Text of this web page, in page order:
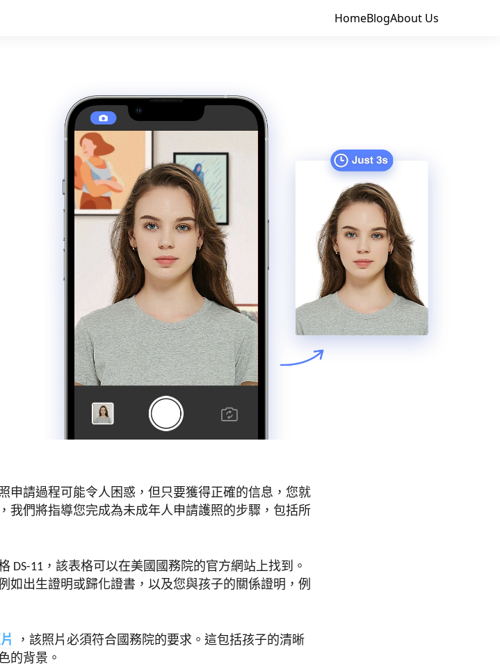
HomeBlogAbout Us
申請過程可能令人困惑，但只要獲得正確的信息，您就
我們將指導您完成為未成年人申請護照的步驟，包括所
DS-11，該表格可以在美國國務院的官方網站上找到。
如出生證明或歸化證書，以及您與孩子的關係證明，例
，該照片必須符合國務院的要求。這包括孩子的清晰
的背景。